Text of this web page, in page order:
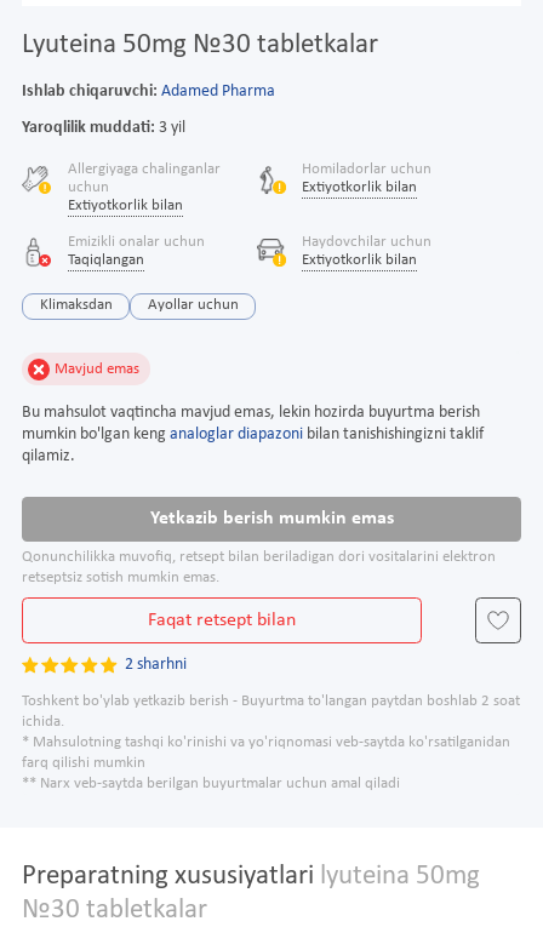
Lyuteina 50mg №30 tabletkalar
Ishlab chiqaruvchi: Adamed Pharma
Yaroqlilik muddati: 3 yil
Allergiyaga chalinganlar
uchun
Extiyotkorlik bilan
Homiladorlar uchun
Extiyotkorlik bilan
Emizikli onalar uchun
Taqiqlangan
Haydovchilar uchun
Extiyotkorlik bilan
Klimaksdan Ayollar uchun
Mavjud emas
Bu mahsulot vaqtincha mavjud emas, lekin hozirda buyurtma berish
mumkin bo'lgan keng analoglar diapazoni bilan tanishishingizni taklif
qilamiz.
Yetkazib berish mumkin emas
Qonunchilikka muvofiq, retsept bilan beriladigan dori vositalarini elektron
retseptsiz sotish mumkin emas.
Faqat retsept bilan
2 sharhni
Toshkent bo'ylab yetkazib berish - Buyurtma to'langan paytdan boshlab 2 soat
ichida.
* Mahsulotning tashqi ko'rinishi va yo'riqnomasi veb-saytda ko'rsatilganidan
farq qilishi mumkin
** Narx veb-saytda berilgan buyurtmalar uchun amal qiladi
Preparatning xususiyatlari lyuteina 50mg
№30 tabletkalar